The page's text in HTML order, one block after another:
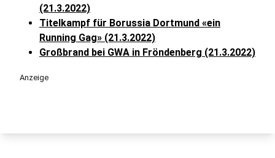
(21.3.2022)
Titelkampf für Borussia Dortmund «ein
Running Gag» (21.3.2022)
Großbrand bei GWA in Fröndenberg (21.3.2022)
Anzeige